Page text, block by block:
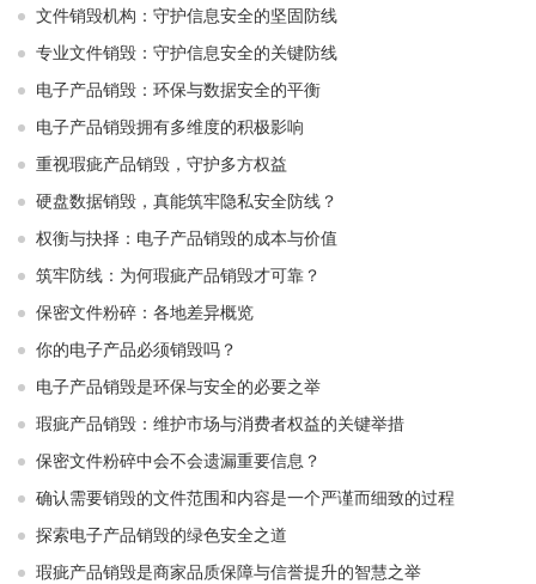
文件销毁机构：守护信息安全的坚固防线
专业文件销毁：守护信息安全的关键防线
电子产品销毁：环保与数据安全的平衡
电子产品销毁拥有多维度的积极影响
重视瑕疵产品销毁，守护多方权益
硬盘数据销毁，真能筑牢隐私安全防线？
权衡与抉择：电子产品销毁的成本与价值
筑牢防线：为何瑕疵产品销毁才可靠？
保密文件粉碎：各地差异概览
你的电子产品必须销毁吗？
电子产品销毁是环保与安全的必要之举​ ​
瑕疵产品销毁：维护市场与消费者权益的关键举措​ ​
保密文件粉碎中会不会遗漏重要信息？
确认需要销毁的文件范围和内容是一个严谨而细致的过程
探索电子产品销毁的绿色安全之道
瑕疵产品销毁是商家品质保障与信誉提升的智慧之举